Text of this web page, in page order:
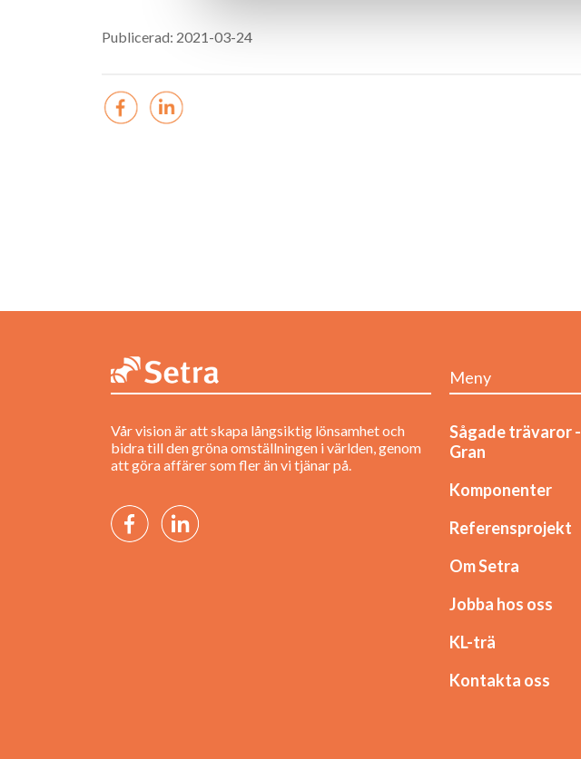
Publicerad: 2021-03-24
Vår vision är att skapa långsiktig lönsamhet och
bidra till den gröna omställningen i världen, genom
att göra affärer som fler än vi tjänar på.
Meny
Sågade trävaror -
Gran
Komponenter
Referensprojekt
Om Setra
Jobba hos oss
KL-trä
Kontakta oss